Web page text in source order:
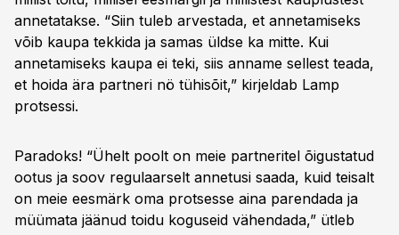
annetatakse. “Siin tuleb arvestada, et annetamiseks
võib kaupa tekkida ja samas üldse ka mitte. Kui
annetamiseks kaupa ei teki, siis anname sellest teada,
et hoida ära partneri nö tühisõit,” kirjeldab Lamp
protsessi.
Paradoks! “Ühelt poolt on meie partneritel õigustatud
ootus ja soov regulaarselt annetusi saada, kuid teisalt
on meie eesmärk oma protsesse aina parendada ja
müümata jäänud toidu koguseid vähendada,” ütleb